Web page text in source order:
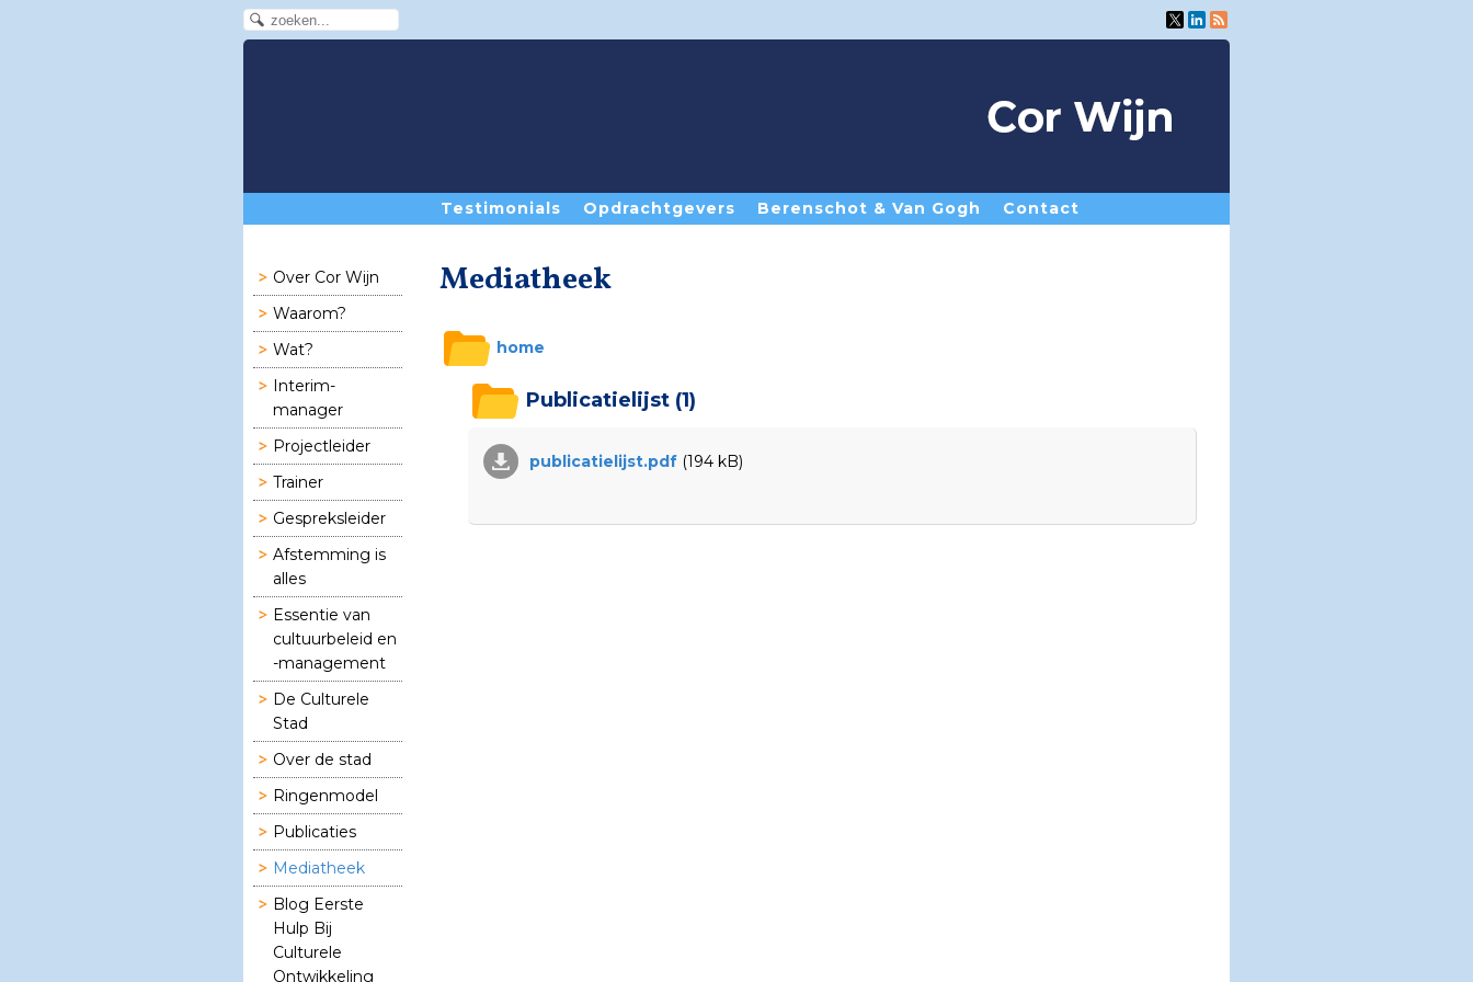
Testimonials Opdrachtgevers Berenschot & Van Gogh Contact
Over Cor Wijn
Waarom?
Wat?
Interim-
manager
Projectleider
Trainer
Gespreksleider
Afstemming is
alles
Essentie van
cultuurbeleid en
-management
De Culturele
Stad
Over de stad
Ringenmodel
Publicaties
Mediatheek
Blog Eerste
Hulp Bij
Culturele
Ontwikkeling
Mediatheek
home
Publicatielijst (1)
publicatielijst.pdf (194 kB)